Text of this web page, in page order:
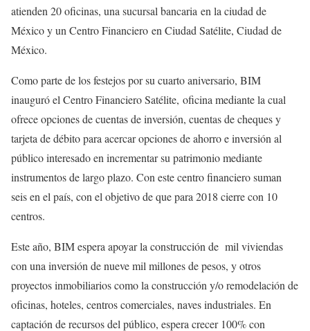
atienden 20 oficinas, una sucursal bancaria en la ciudad de
México y un Centro Financiero en Ciudad Satélite, Ciudad de
México.
Como parte de los festejos por su cuarto aniversario, BIM
inauguró el Centro Financiero Satélite, oficina mediante la cual
ofrece opciones de cuentas de inversión, cuentas de cheques y
tarjeta de débito para acercar opciones de ahorro e inversión al
público interesado en incrementar su patrimonio mediante
instrumentos de largo plazo. Con este centro financiero suman
seis en el país, con el objetivo de que para 2018 cierre con 10
centros.
Este año, BIM espera apoyar la construcción de mil viviendas
con una inversión de nueve mil millones de pesos, y otros
proyectos inmobiliarios como la construcción y/o remodelación de
oficinas, hoteles, centros comerciales, naves industriales. En
captación de recursos del público, espera crecer 100% con